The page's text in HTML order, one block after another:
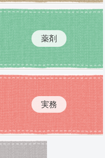
薬剤
実務